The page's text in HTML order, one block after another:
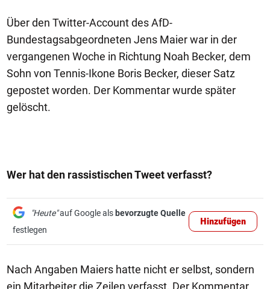
Über den Twitter-Account des AfD-
Bundestagsabgeordneten Jens Maier war in der
vergangenen Woche in Richtung Noah Becker, dem
Sohn von Tennis-Ikone Boris Becker, dieser Satz
gepostet worden. Der Kommentar wurde später
gelöscht.
Wer hat den rassistischen Tweet verfasst?
"Heute"auf Google als bevorzugte Quelle
festlegen
Hinzufügen
Nach Angaben Maiers hatte nicht er selbst, sondern
ein Mitarbeiter die Zeilen verfasst. Der Kommentar